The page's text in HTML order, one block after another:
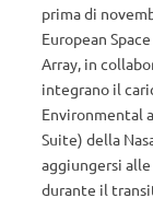
prima di
European
Array, in
integrano il
Environmental
Suite) della
aggiungersi
durante il